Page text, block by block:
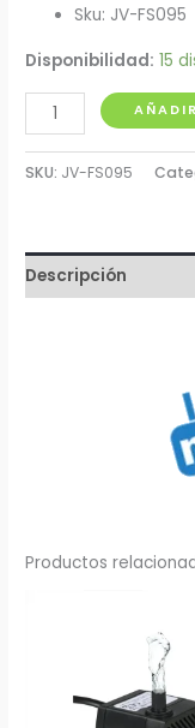
Sku: JV-FS095
Disponibilidad: 15
Mini
Bomba
para
Metros
FS095
SKU: JV-FS095
Descripción
Productos